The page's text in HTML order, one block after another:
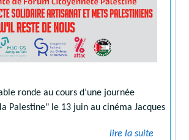
ronde au cours d’une journée
Palestine" le 13 juin au cinéma Jacques
lire la suite